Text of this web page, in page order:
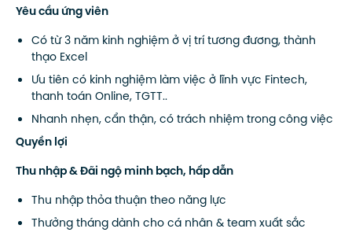
Yêu cầu ứng viên
Có từ 3 năm kinh nghiệm ở vị trí tương đương, thành
thạo Excel
Ưu tiên có kinh nghiệm làm việc ở lĩnh vực Fintech,
thanh toán Online, TGTT..
Nhanh nhẹn, cẩn thận, có trách nhiệm trong công việc
Quyền lợi
Thu nhập & Đãi ngộ minh bạch, hấp dẫn
Thu nhập thỏa thuận theo năng lực
Thưởng tháng dành cho cá nhân & team xuất sắc